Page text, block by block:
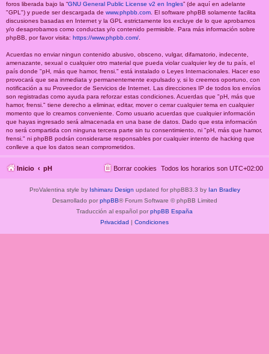
foros liberada bajo la “GNU General Public License v2 en Ingles” (de aquí en adelante
"GPL") y puede ser descargada de www.phpbb.com . El software phpBB solamente facilita
discusiones basadas en Internet y la GPL estrictamente los excluye de lo que aprobamos
y/o desaprobamos como conductas y/o contenido permisible. Para más información sobre
phpBB, por favor visita: https://www.phpbb.com/
Acuerdas no enviar ningun contenido abusivo, obsceno, vulgar, difamatorio, indecente,
amenazante, sexual o cualquier otro material que pueda violar cualquier ley de tu país, el
país donde "pH, más que hamor, frensi." está instalado o Leyes Internacionales. Hacer eso
provocará que sea inmediata y permanentemente expulsado y, si lo creemos oportuno, con
notificación a su Proveedor de Servicios de Internet. Las direcciones IP de todos los envíos
son registradas como ayuda para reforzar estas condiciones. Acuerdas que "pH, más que
hamor, frensi." tiene derecho a eliminar, editar, mover o cerrar cualquier tema en cualquier
momento que lo creamos conveniente. Como usuario acuerdas que cualquier información
que hayas ingresado será almacenada en una base de datos. Dado que esta información
no será compartida con ninguna tercera parte sin tu consentimiento, ni "pH, más que hamor,
frensi." ni phpBB podrán considerarse responsables por cualquier intento de hacking que
conlleve a que los datos sean comprometidos.
Inicio pH Todos los horarios son UTC+02:00
Borrar cookies
ProValentina style by Ishimaru Design updated for phpBB3.3 by Ian Bradley
Desarrollado por phpBB® Forum Software © phpBB Limited
Traducción al español por phpBB España
Privacidad | Condiciones